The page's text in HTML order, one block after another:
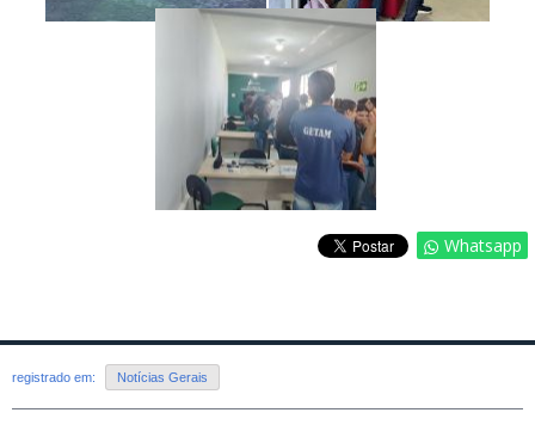
Whatsapp
registrado em: Notícias Gerais